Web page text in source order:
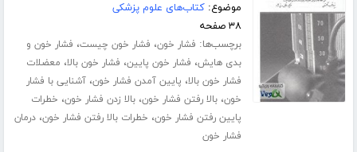
موضوع:کتاب‌های علوم پزشکی
۳۸ صفحه
برچسب‌ها: فشار خون، فشار خون چیست، فشار خون و
بدی هایش، فشار خون پایین، فشار خون بالا، معضلات
فشار خون بالا، پایین آمدن فشار خون،آشنایی با فشار
خون،بالا رفتن فشار خون،بالا زدن فشار خون، خطرات
پایین رفتن فشار خون، خطرات بالا رفتن فشار خون،درمان
فشار خون